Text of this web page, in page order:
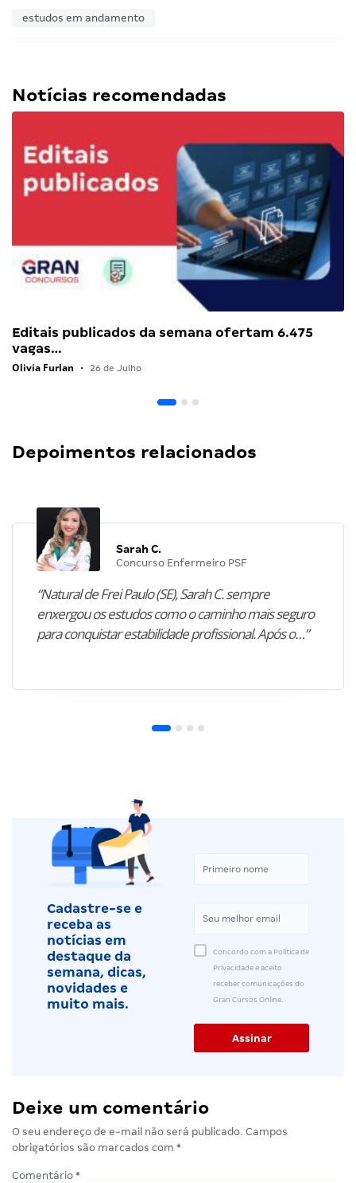
estudos em andamento
Notícias recomendadas
Editais publicados da semana ofertam 6.475
vagas…
Olivia Furlan • 26 de Julho
Depoimentos relacionados
Sarah C.
Concurso Enfermeiro PSF
“Natural de Frei Paulo (SE), Sarah C. sempre
enxergou os estudos como o caminho mais seguro
para conquistar estabilidade profissional. Após o…”
Cadastre-se e
receba as
notícias em
destaque da
semana, dicas,
novidades e
muito mais.
Concordo com a Política de
Privacidade e aceito
receber comunicações do
Gran Cursos Online.
Deixe um comentário
O seu endereço de e-mail não será publicado. Campos
obrigatórios são marcados com *
Comentário *